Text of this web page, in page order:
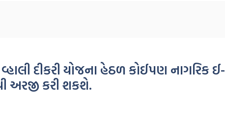
દીકરી યોજના હેઠળ કોઈપણ નાગરિક ઈ-
અરજી કરી શકશે.